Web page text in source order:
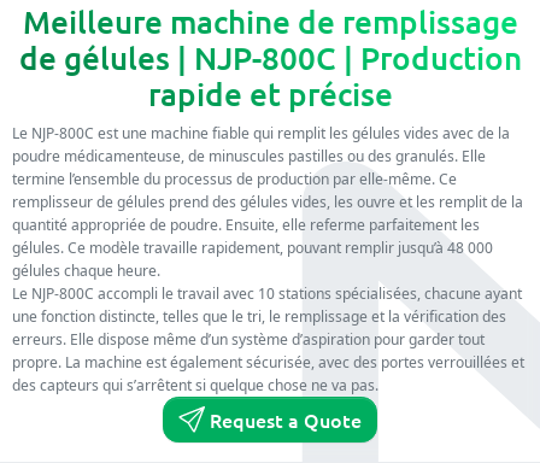
Meilleure machine de remplissage
de gélules | NJP-800C | Production
rapide et précise
Le NJP-800C est une machine fiable qui remplit les gélules vides avec de la
poudre médicamenteuse, de minuscules pastilles ou des granulés. Elle
termine l’ensemble du processus de production par elle-même. Ce
remplisseur de gélules prend des gélules vides, les ouvre et les remplit de la
quantité appropriée de poudre. Ensuite, elle referme parfaitement les
gélules. Ce modèle travaille rapidement, pouvant remplir jusqu’à 48 000
gélules chaque heure.
Le NJP-800C accompli le travail avec 10 stations spécialisées, chacune ayant
une fonction distincte, telles que le tri, le remplissage et la vérification des
erreurs. Elle dispose même d’un système d’aspiration pour garder tout
propre. La machine est également sécurisée, avec des portes verrouillées et
des capteurs qui s’arrêtent si quelque chose ne va pas.
Request a Quote